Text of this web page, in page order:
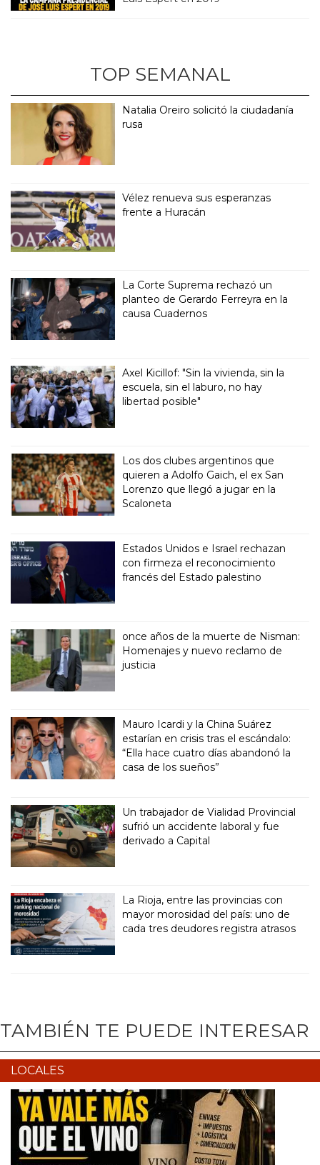
TOP SEMANAL
Natalia Oreiro solicitó la ciudadanía
rusa
Vélez renueva sus esperanzas
frente a Huracán
La Corte Suprema rechazó un
planteo de Gerardo Ferreyra en la
causa Cuadernos
Axel Kicillof: "Sin la vivienda, sin la
escuela, sin el laburo, no hay
libertad posible"
Los dos clubes argentinos que
quieren a Adolfo Gaich, el ex San
Lorenzo que llegó a jugar en la
Scaloneta
Estados Unidos e Israel rechazan
con firmeza el reconocimiento
francés del Estado palestino
once años de la muerte de Nisman:
Homenajes y nuevo reclamo de
justicia
Mauro Icardi y la China Suárez
estarían en crisis tras el escándalo:
“Ella hace cuatro días abandonó la
casa de los sueños”
Un trabajador de Vialidad Provincial
sufrió un accidente laboral y fue
derivado a Capital
La Rioja, entre las provincias con
mayor morosidad del país: uno de
cada tres deudores registra atrasos
TAMBIÉN TE PUEDE INTERESAR
LOCALES